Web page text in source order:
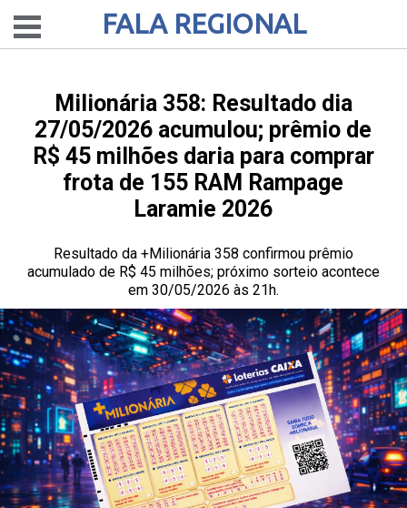
FALA REGIONAL
Milionária 358: Resultado dia
27/05/2026 acumulou; prêmio de
R$ 45 milhões daria para comprar
frota de 155 RAM Rampage
Laramie 2026
Resultado da +Milionária 358 confirmou prêmio
acumulado de R$ 45 milhões; próximo sorteio acontece
em 30/05/2026 às 21h.